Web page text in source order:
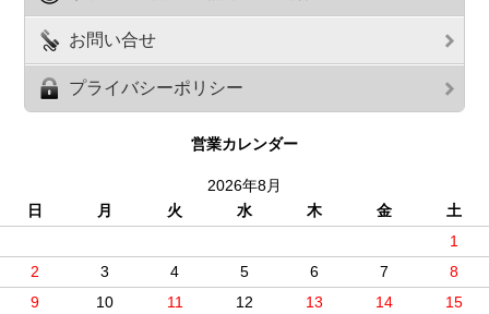
お問い合せ
プライバシーポリシー
営業カレンダー
2026年8月
日
月 火 水 木 金
土
1
2
3 4 5 6 7
8
9
10 11 12 13 14
15